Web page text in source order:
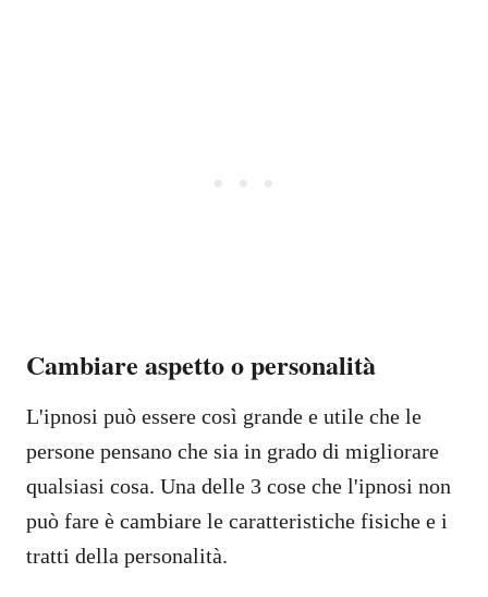
Cambiare aspetto o personalità
L'ipnosi può essere così grande e utile che le
persone pensano che sia in grado di migliorare
qualsiasi cosa. Una delle 3 cose che l'ipnosi non
può fare è cambiare le caratteristiche fisiche e i
tratti della personalità.